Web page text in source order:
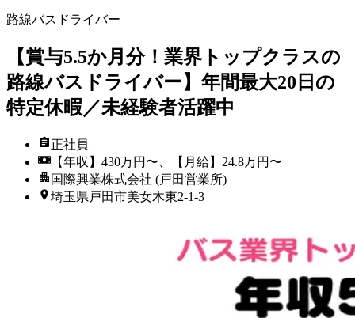
路線バスドライバー
【賞与5.5か月分！業界トップクラスの
路線バスドライバー】年間最大20日の
特定休暇／未経験者活躍中
正社員
【年収】430万円〜、【月給】24.8万円〜
国際興業株式会社 (戸田営業所)
埼玉県戸田市美女木東2-1-3